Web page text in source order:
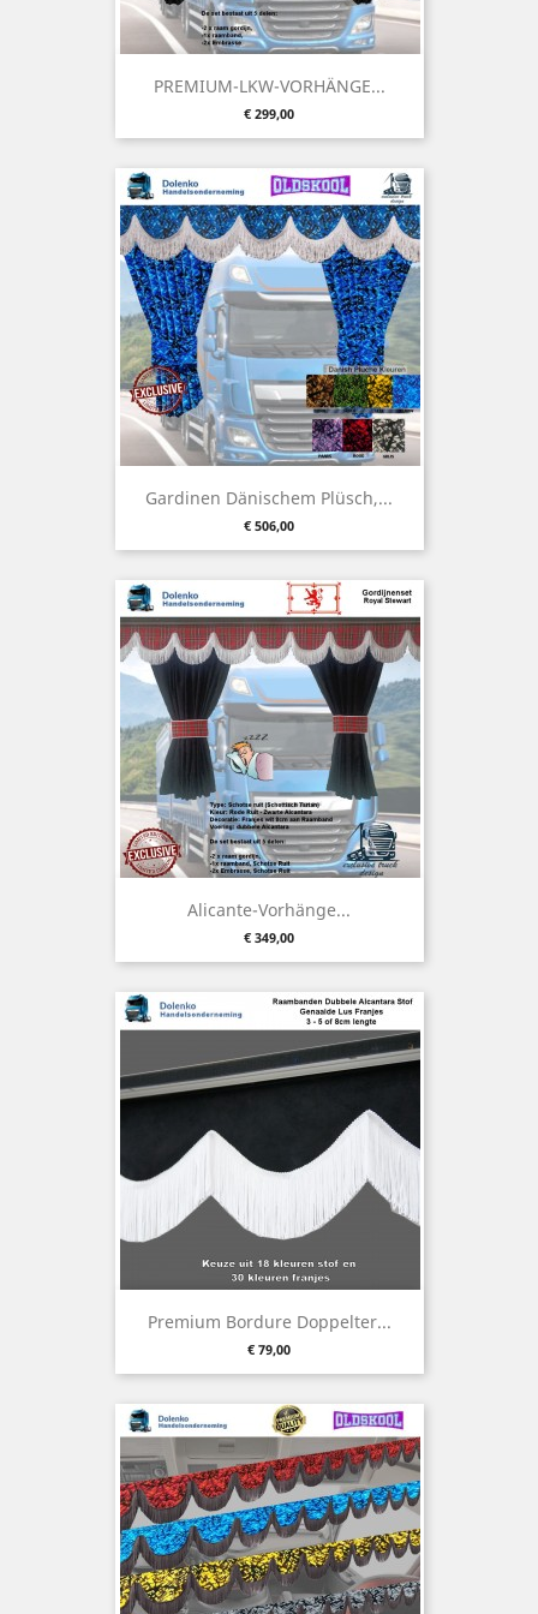
PREMIUM-LKW-VORHÄNGE...
Preis
€ 299,00
Gardinen Dänischem Plüsch,...
Preis
€ 506,00
Alicante-Vorhänge...
Preis
€ 349,00
Premium Bordure Doppelter...
Preis
€ 79,00